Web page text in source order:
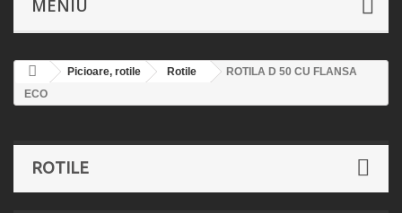
MENIU
Picioare, rotile Rotile
ROTILA D 50 CU FLANSA
ECO
ROTILE